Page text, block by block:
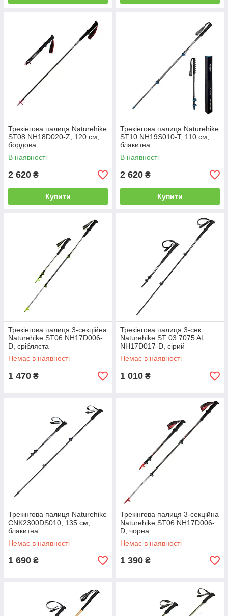
Трекінгова палиця Naturehike
ST08 NH18D020-Z, 120 см,
бордова
В наявності
2 620 ₴
Купити
Трекінгова палиця Naturehike
ST10 NH19S010-T, 110 см,
блакитна
В наявності
2 620 ₴
Купити
Трекінгова палиця 3-секційна
Naturehike ST06 NH17D006-
D, срібляста
Немає в наявності
1 470 ₴
Трекінгова палиця 3-сек.
Naturehike ST 03 7075 AL
NH17D017-D, сірий
Немає в наявності
1 010 ₴
Трекінгова палиця Naturehike
CNK2300DS010, 135 см,
блакитна
Немає в наявності
1 690 ₴
Трекінгова палиця 3-секційна
Naturehike ST06 NH17D006-
D, чорна
Немає в наявності
1 390 ₴